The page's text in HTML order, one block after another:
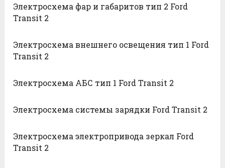
Электросхема фар и габаритов тип 2 Ford
Transit 2
Электросхема внешнего освещения тип 1 Ford
Transit 2
Электросхема АБС тип 1 Ford Transit 2
Электросхема системы зарядки Ford Transit 2
Электросхема электропривода зеркал Ford
Transit 2